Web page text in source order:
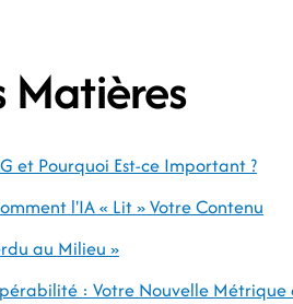
Matières
et Pourquoi Est-ce Important ?
l'IA « Lit » Votre Contenu
au Milieu »
: Votre Nouvelle Métrique